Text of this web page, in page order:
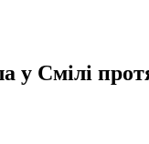
у Смілі